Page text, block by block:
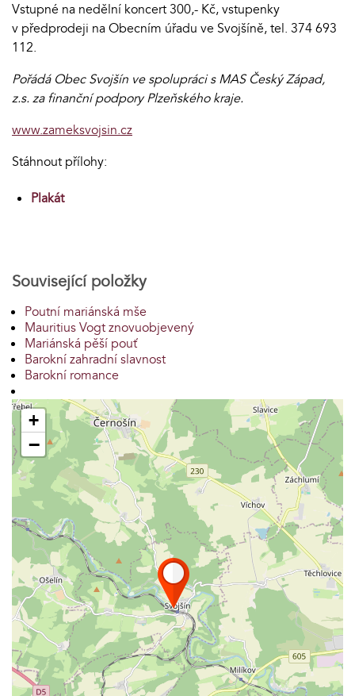
Vstupné na nedělní koncert 300,- Kč, vstupenky
v předprodeji na Obecním úřadu ve Svojšíně, tel. 374 693
112.
Pořádá Obec Svojšín ve spolupráci s MAS Český Západ,
z.s. za finanční podpory Plzeňského kraje.
www.zameksvojsin.cz
Stáhnout přílohy:
Plakát
Související položky
Poutní mariánská mše
Mauritius Vogt znovuobjevený
Mariánská pěší pouť
Barokní zahradní slavnost
Barokní romance
+
−